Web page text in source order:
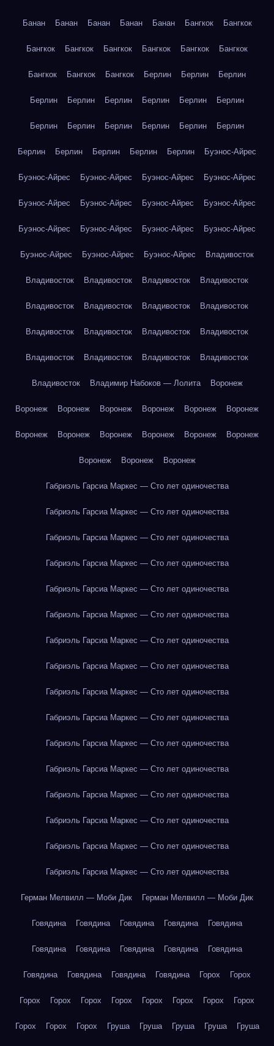
Банан Банан Банан Банан Банан Бангкок Бангкок
Бангкок Бангкок Бангкок Бангкок Бангкок Бангкок
Бангкок Бангкок Бангкок Берлин Берлин Берлин
Берлин Берлин Берлин Берлин Берлин Берлин
Берлин Берлин Берлин Берлин Берлин Берлин
Берлин Берлин Берлин Берлин Берлин Буэнос-Айрес
Буэнос-Айрес Буэнос-Айрес Буэнос-Айрес Буэнос-Айрес
Буэнос-Айрес Буэнос-Айрес Буэнос-Айрес Буэнос-Айрес
Буэнос-Айрес Буэнос-Айрес Буэнос-Айрес Буэнос-Айрес
Буэнос-Айрес Буэнос-Айрес Буэнос-Айрес Владивосток
Владивосток Владивосток Владивосток Владивосток
Владивосток Владивосток Владивосток Владивосток
Владивосток Владивосток Владивосток Владивосток
Владивосток Владивосток Владивосток Владивосток
Владивосток Владимир Набоков — Лолита Воронеж
Воронеж Воронеж Воронеж Воронеж Воронеж Воронеж
Воронеж Воронеж Воронеж Воронеж Воронеж Воронеж
Воронеж Воронеж Воронеж
Габриэль Гарсиа Маркес — Сто лет одиночества
Габриэль Гарсиа Маркес — Сто лет одиночества
Габриэль Гарсиа Маркес — Сто лет одиночества
Габриэль Гарсиа Маркес — Сто лет одиночества
Габриэль Гарсиа Маркес — Сто лет одиночества
Габриэль Гарсиа Маркес — Сто лет одиночества
Габриэль Гарсиа Маркес — Сто лет одиночества
Габриэль Гарсиа Маркес — Сто лет одиночества
Габриэль Гарсиа Маркес — Сто лет одиночества
Габриэль Гарсиа Маркес — Сто лет одиночества
Габриэль Гарсиа Маркес — Сто лет одиночества
Габриэль Гарсиа Маркес — Сто лет одиночества
Габриэль Гарсиа Маркес — Сто лет одиночества
Габриэль Гарсиа Маркес — Сто лет одиночества
Габриэль Гарсиа Маркес — Сто лет одиночества
Габриэль Гарсиа Маркес — Сто лет одиночества
Герман Мелвилл — Моби Дик Герман Мелвилл — Моби Дик
Говядина Говядина Говядина Говядина Говядина
Говядина Говядина Говядина Говядина Говядина
Говядина Говядина Говядина Говядина Горох Горох
Горох Горох Горох Горох Горох Горох Горох Горох
Горох Горох Горох Груша Груша Груша Груша Груша